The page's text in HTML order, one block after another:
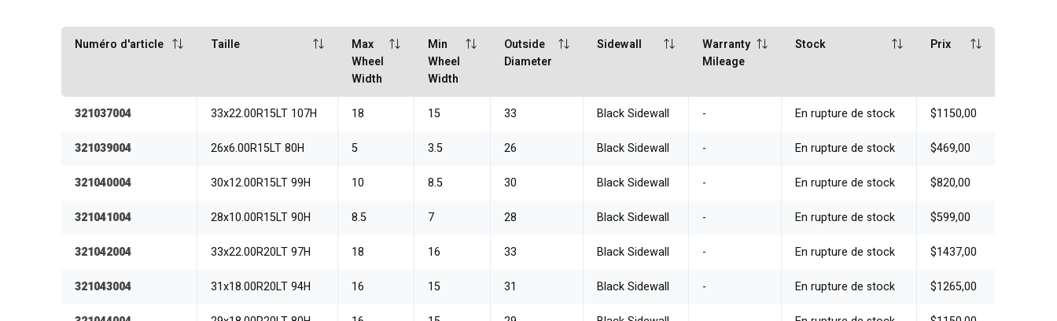
Numéro d'article Taille
Max
Wheel
Width
Min
Wheel
Width
Outside
Diameter
Sidewall
Warranty
Mileage
Stock Prix
321037004 33x22.00R15LT 107H 18 15 33 Black Sidewall - En rupture de stock $1150,00
321039004 26x6.00R15LT 80H 5 3.5 26 Black Sidewall - En rupture de stock $469,00
321040004 30x12.00R15LT 99H 10 8.5 30 Black Sidewall - En rupture de stock $820,00
321041004 28x10.00R15LT 90H 8.5 7 28 Black Sidewall - En rupture de stock $599,00
321042004 33x22.00R20LT 97H 18 16 33 Black Sidewall - En rupture de stock $1437,00
321043004 31x18.00R20LT 94H 16 15 31 Black Sidewall - En rupture de stock $1265,00